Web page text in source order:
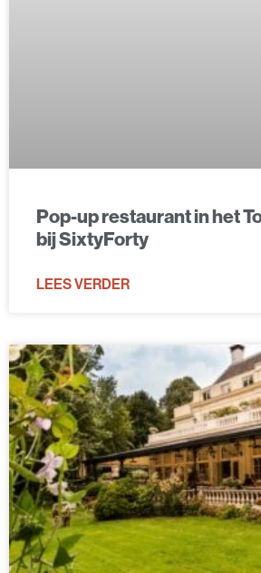
Pop-up restaurant in het
bij SixtyForty
LEES VERDER